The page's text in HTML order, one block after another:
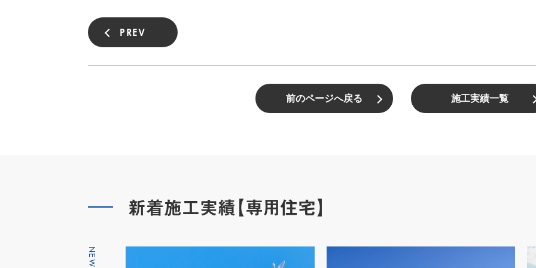
PREV
前のページへ戻る 施工実績一覧
新着施工実績【専用住宅】